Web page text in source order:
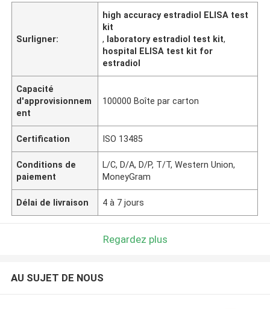
Surligner:
high accuracy estradiol ELISA test
kit
, laboratory estradiol test kit,
hospital ELISA test kit for
estradiol
Capacité
d'approvisionnem
ent
100000 Boîte par carton
Certification ISO 13485
Conditions de
paiement
L/C, D/A, D/P, T/T, Western Union,
MoneyGram
Délai de livraison 4 à 7 jours
Regardez plus
AU SUJET DE NOUS